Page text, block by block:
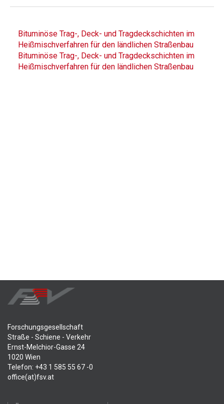
Bituminöse Trag-, Deck- und Tragdeckschichten im
Heißmischverfahren für den ländlichen Straßenbau
Bituminöse Trag-, Deck- und Tragdeckschichten im
Heißmischverfahren für den ländlichen Straßenbau
Forschungsgesellschaft
Straße - Schiene - Verkehr
Ernst-Melchior-Gasse 24
1020 Wien
Telefon: +43 1 585 55 67 -0
office(at)fsv.at